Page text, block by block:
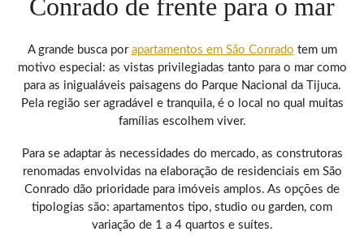
Conrado de frente para o mar
A grande busca por apartamentos em São Conrado tem um
motivo especial: as vistas privilegiadas tanto para o mar como
para as inigualáveis paisagens do Parque Nacional da Tijuca.
Pela região ser agradável e tranquila, é o local no qual muitas
famílias escolhem viver.
Para se adaptar às necessidades do mercado, as construtoras
renomadas envolvidas na elaboração de residenciais em São
Conrado dão prioridade para imóveis amplos. As opções de
tipologias são: apartamentos tipo, studio ou garden, com
variação de 1 a 4 quartos e suítes.